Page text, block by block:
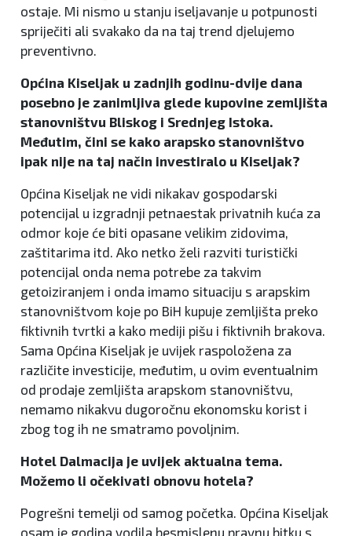
ostaje. Mi nismo u stanju iseljavanje u potpunosti
spriječiti ali svakako da na taj trend djelujemo
preventivno.
Općina Kiseljak u zadnjih godinu-dvije dana
posebno je zanimljiva glede kupovine zemljišta
stanovništvu Bliskog i Srednjeg Istoka.
Međutim, čini se kako arapsko stanovništvo
ipak nije na taj način investiralo u Kiseljak?
Općina Kiseljak ne vidi nikakav gospodarski
potencijal u izgradnji petnaestak privatnih kuća za
odmor koje će biti opasane velikim zidovima,
zaštitarima itd. Ako netko želi razviti turistički
potencijal onda nema potrebe za takvim
getoiziranjem i onda imamo situaciju s arapskim
stanovništvom koje po BiH kupuje zemljišta preko
fiktivnih tvrtki a kako mediji pišu i fiktivnih brakova.
Sama Općina Kiseljak je uvijek raspoložena za
različite investicije, međutim, u ovim eventualnim
od prodaje zemljišta arapskom stanovništvu,
nemamo nikakvu dugoročnu ekonomsku korist i
zbog tog ih ne smatramo povoljnim.
Hotel Dalmacija je uvijek aktualna tema.
Možemo li očekivati obnovu hotela?
Pogrešni temelji od samog početka. Općina Kiseljak
osam je godina vodila besmislenu pravnu bitku s